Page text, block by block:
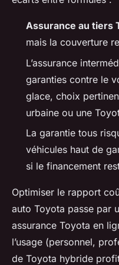
Assurance au tiers
mais la couverture
L’assurance
garanties contre le
glace, choix
urbaine ou une
La garantie tous
véhicules haut de
si le financement
Optimiser le rapport
auto Toyota passe par
assurance Toyota en
l’usage (personnel,
de Toyota hybride